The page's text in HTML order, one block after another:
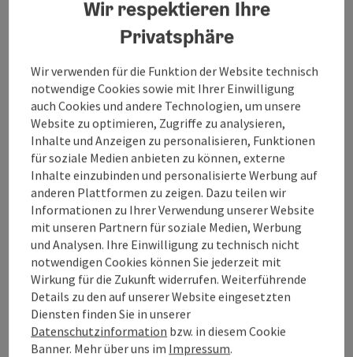
Integrativer heilpädagogischer Kindergarten -
Standort Bad Ischl
Kontakt
Anreise/Lage
Eignung
Barrierefreiheit
Wir respektieren Ihre
Privatsphäre
Wir verwenden für die Funktion der Website technisch
notwendige Cookies sowie mit Ihrer Einwilligung
auch Cookies und andere Technologien, um unsere
Website zu optimieren, Zugriffe zu analysieren,
Inhalte und Anzeigen zu personalisieren, Funktionen
für soziale Medien anbieten zu können, externe
Inhalte einzubinden und personalisierte Werbung auf
anderen Plattformen zu zeigen. Dazu teilen wir
Informationen zu Ihrer Verwendung unserer Website
mit unseren Partnern für soziale Medien, Werbung
und Analysen. Ihre Einwilligung zu technisch nicht
notwendigen Cookies können Sie jederzeit mit
Wirkung für die Zukunft widerrufen. Weiterführende
Details zu den auf unserer Website eingesetzten
Diensten finden Sie in unserer
Datenschutzinformation bzw. in diesem Cookie
Banner. Mehr über uns im Impressum.